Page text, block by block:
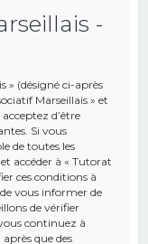
-
» (désigné ci-après
Marseillais » et
d’être
Si vous
de toutes les
accéder à « Tutorat
ces conditions à
vous informer de
de vérifier
continuez à
que des